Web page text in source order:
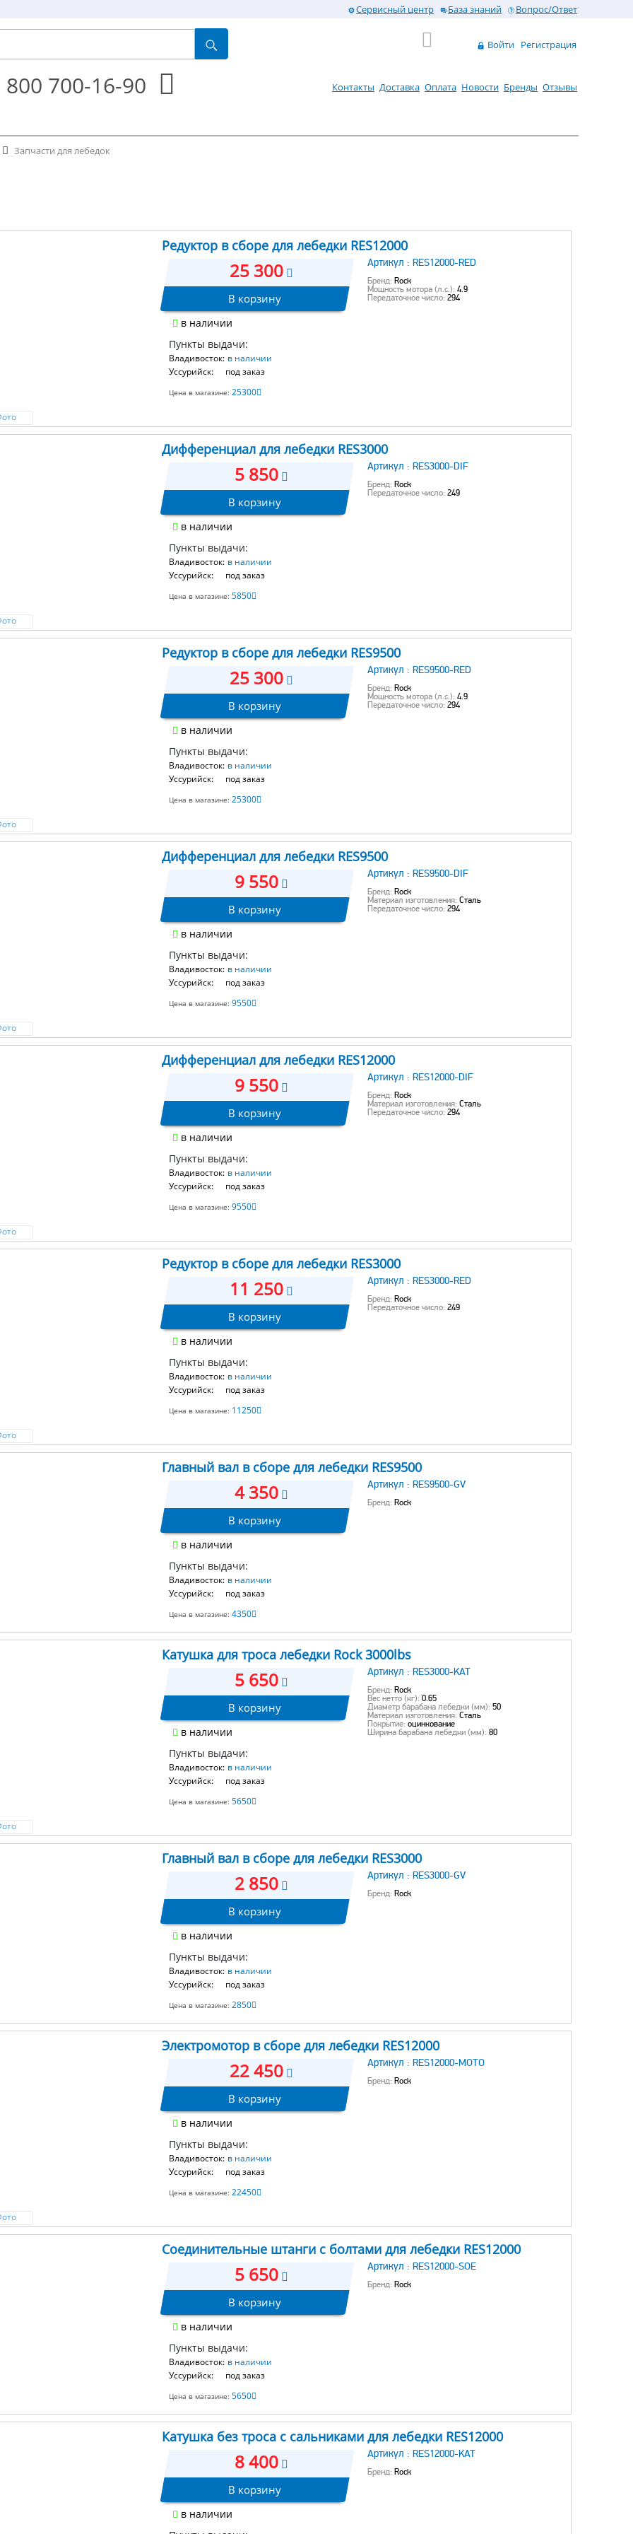
Сервисный центр База знаний Вопрос/Ответ
Войти Регистрация
800 700-16-90 Контакты Доставка Оплата Новости Бренды Отзывы
Запчасти для лебедок
Редуктор в сборе для лебедки RES12000
25 300
В корзину
в наличии
Пункты выдачи:
Владивосток: в наличии
Уссурийск:
под заказ
Цена в магазине: 25300
Артикул : RES12000-RED
Бренд: Rock
Мощность мотора (л.с.): 4.9
Передаточное число: 294
Дифференциал для лебедки RES3000
5 850
В корзину
в наличии
Пункты выдачи:
Владивосток: в наличии
Уссурийск:
под заказ
Цена в магазине: 5850
Артикул : RES3000-DIF
Бренд: Rock
Передаточное число: 249
Редуктор в сборе для лебедки RES9500
25 300
В корзину
в наличии
Пункты выдачи:
Владивосток: в наличии
Уссурийск:
под заказ
Цена в магазине: 25300
Артикул : RES9500-RED
Бренд: Rock
Мощность мотора (л.с.): 4.9
Передаточное число: 294
Дифференциал для лебедки RES9500
9 550
В корзину
в наличии
Пункты выдачи:
Владивосток: в наличии
Уссурийск:
под заказ
Цена в магазине: 9550
Артикул : RES9500-DIF
Бренд: Rock
Материал изготовления: Сталь
Передаточное число: 294
Дифференциал для лебедки RES12000
9 550
В корзину
в наличии
Пункты выдачи:
Владивосток: в наличии
Уссурийск:
под заказ
Цена в магазине: 9550
Артикул : RES12000-DIF
Бренд: Rock
Материал изготовления: Сталь
Передаточное число: 294
Редуктор в сборе для лебедки RES3000
11 250
В корзину
в наличии
Пункты выдачи:
Владивосток: в наличии
Уссурийск:
под заказ
Цена в магазине: 11250
Артикул : RES3000-RED
Бренд: Rock
Передаточное число: 249
Главный вал в сборе для лебедки RES9500
4 350
В корзину
в наличии
Пункты выдачи:
Владивосток: в наличии
Уссурийск:
под заказ
Цена в магазине: 4350
Артикул : RES9500-GV
Бренд: Rock
Катушка для троса лебедки Rock 3000lbs
5 650
В корзину
в наличии
Пункты выдачи:
Владивосток: в наличии
Уссурийск:
под заказ
Цена в магазине: 5650
Артикул : RES3000-KAT
Бренд: Rock
Вес нетто (кг): 0.65
Диаметр барабана лебедки (мм): 50
Материал изготовления: Сталь
Покрытие: оцинкование
Ширина барабана лебедки (мм): 80
Главный вал в сборе для лебедки RES3000
2 850
В корзину
в наличии
Пункты выдачи:
Владивосток: в наличии
Уссурийск:
под заказ
Цена в магазине: 2850
Артикул : RES3000-GV
Бренд: Rock
Электромотор в сборе для лебедки RES12000
22 450
В корзину
в наличии
Пункты выдачи:
Владивосток: в наличии
Уссурийск:
под заказ
Цена в магазине: 22450
Артикул : RES12000-MOTO
Бренд: Rock
Соединительные штанги с болтами для лебедки RES12000
5 650
В корзину
в наличии
Пункты выдачи:
Владивосток: в наличии
Уссурийск:
под заказ
Цена в магазине: 5650
Артикул : RES12000-SOE
Бренд: Rock
Катушка без троса с сальниками для лебедки RES12000
8 400
В корзину
в наличии
Артикул : RES12000-KAT
Бренд: Rock